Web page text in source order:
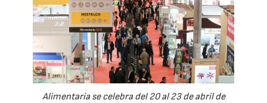
Alimentaria se celebra del 20 al 23 de abril de